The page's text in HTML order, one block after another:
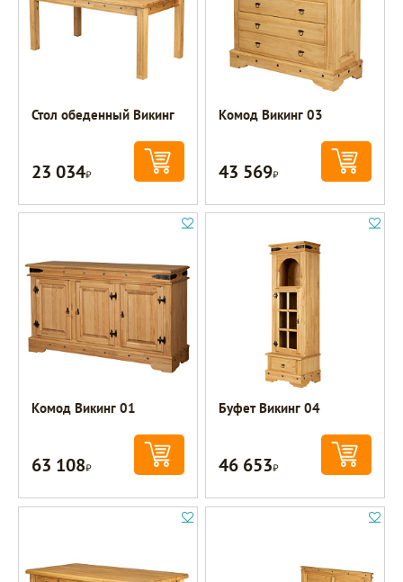
Стол обеденный Викинг
23 034Р
Комод Викинг 03
43 569Р
Комод Викинг 01
63 108Р
Буфет Викинг 04
46 653Р